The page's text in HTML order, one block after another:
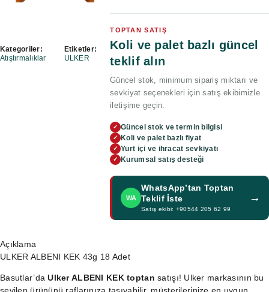
Kategoriler:
Atıştırmalıklar
Etiketler:
ULKER
TOPTAN SATIŞ
Koli ve palet bazlı güncel
teklif alın
Güncel stok, minimum sipariş miktarı ve
sevkiyat seçenekleri için satış ekibimizle
iletişime geçin.
✓ Güncel stok ve termin bilgisi
✓ Koli ve palet bazlı fiyat
✓ Yurt içi ve ihracat sevkiyatı
✓ Kurumsal satış desteği
WA
WhatsApp’tan Toptan
Teklif İste
Satış ekibi: +90544 205 62 99
→
Açıklama
ULKER ALBENI KEK 43g 18 Adet
Basutlar’daUlker ALBENI KEK toptan satışı! Ulker markasının bu